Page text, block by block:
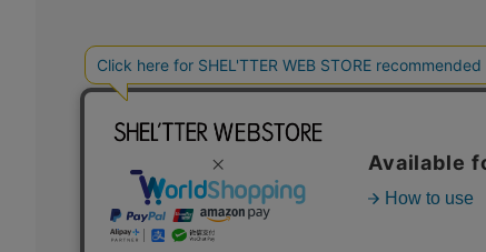
BAROQUE JAPAN LIMITED
COPYRIGHT © BAROQUE JAPAN LIMITED ALL RIGHTS